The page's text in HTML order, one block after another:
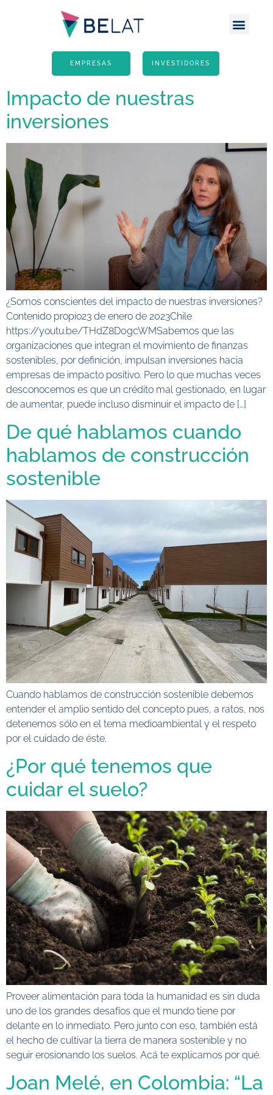
EMPRESAS INVESTIDORES
Impacto de nuestras
inversiones
¿Somos conscientes del impacto de nuestras inversiones?
Contenido propio23 de enero de 2023Chile
https://youtu.be/THdZ8D0gcWMSabemos que las
organizaciones que integran el movimiento de finanzas
sostenibles, por definición, impulsan inversiones hacia
empresas de impacto positivo. Pero lo que muchas veces
desconocemos es que un crédito mal gestionado, en lugar
de aumentar, puede incluso disminuir el impacto de […]
De qué hablamos cuando
hablamos de construcción
sostenible
Cuando hablamos de construcción sostenible debemos
entender el amplio sentido del concepto pues, a ratos, nos
detenemos sólo en el tema medioambiental y el respeto
por el cuidado de éste.
¿Por qué tenemos que
cuidar el suelo?
Proveer alimentación para toda la humanidad es sin duda
uno de los grandes desafíos que el mundo tiene por
delante en lo inmediato. Pero junto con eso, también está
el hecho de cultivar la tierra de manera sostenible y no
seguir erosionando los suelos. Acá te explicamos por qué.
Joan Melé, en Colombia: “La